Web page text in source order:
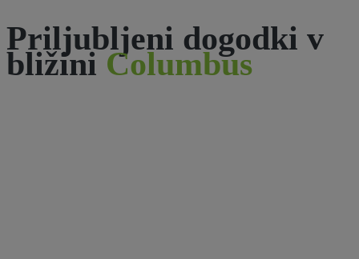
Priljubljeni dogodki v
bližini Columbus